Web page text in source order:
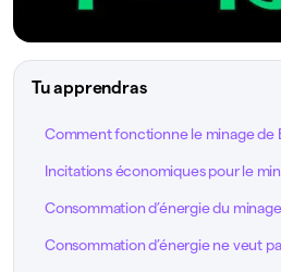
Tu apprendras
Comment fonctionne le minage de
Incitations économiques pour le
Consommation d’énergie du minage
Consommation d’énergie ne veut